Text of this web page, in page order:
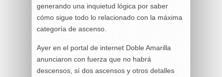
generando una inquietud lógica por saber
cómo sigue todo lo relacionado con la máxima
categoría de ascenso.
Ayer en el portal de internet Doble Amarilla
anunciaron con fuerza que no habrá
descensos, sí dos ascensos y otros detalles